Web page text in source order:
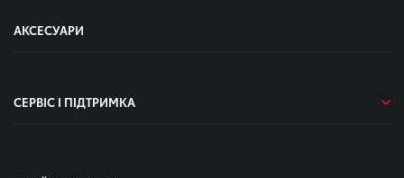
АКСЕСУАРИ
СЕРВІС І ПІДТРИМКА